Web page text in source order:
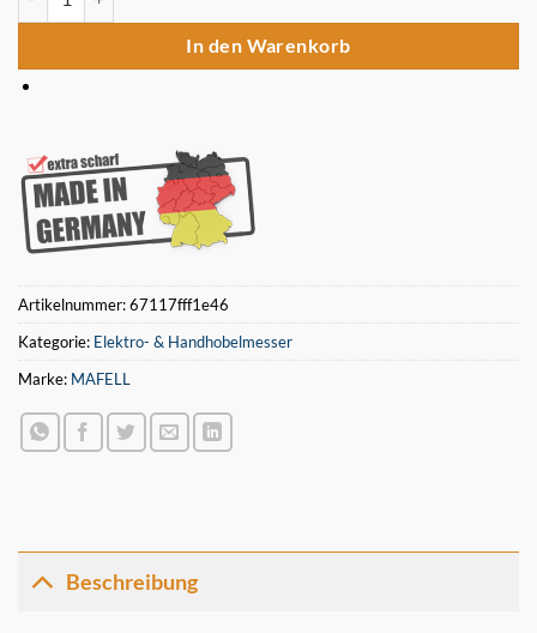
In den Warenkorb
Artikelnummer:67117fff1e46
Kategorie: Elektro- & Handhobelmesser
Marke: MAFELL
Beschreibung